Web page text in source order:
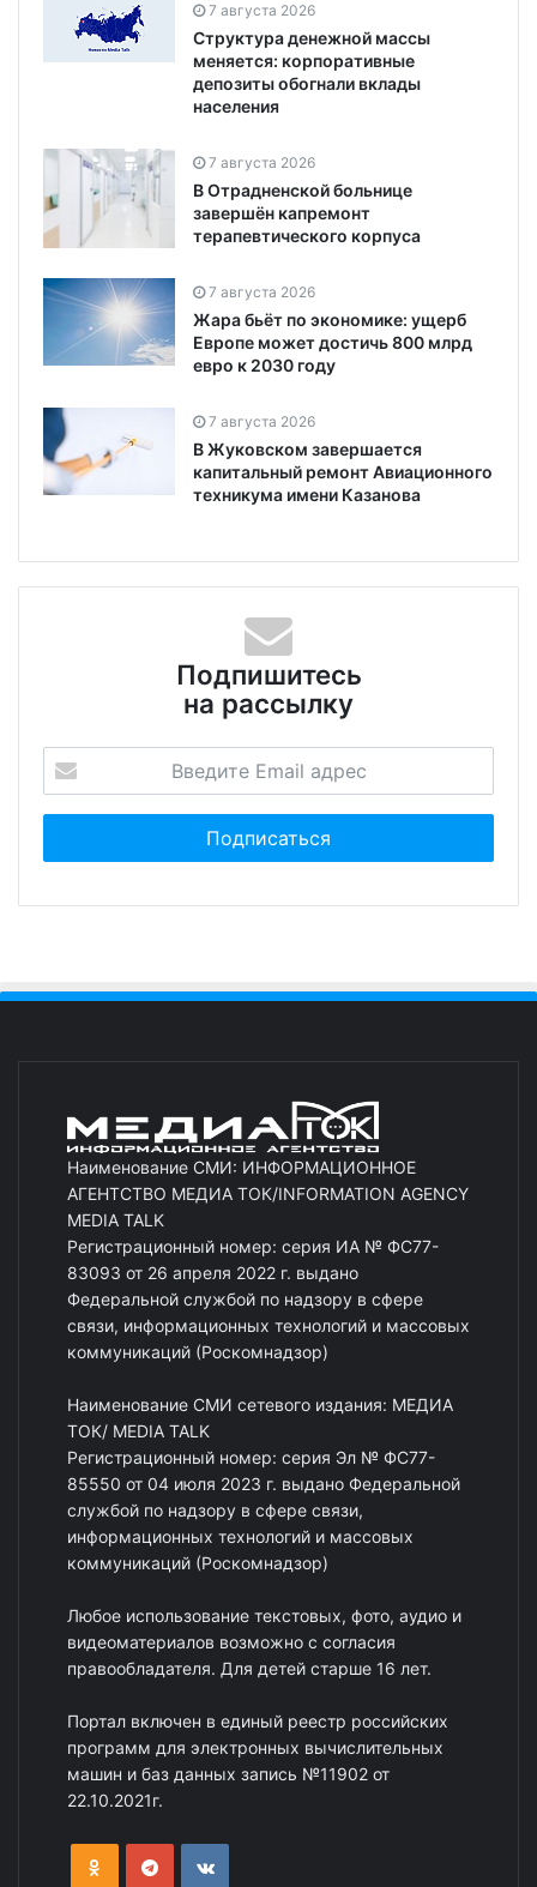
7 августа 2026
Структура денежной массы
меняется: корпоративные
депозиты обогнали вклады
населения
7 августа 2026
В Отрадненской больнице
завершён капремонт
терапевтического корпуса
7 августа 2026
Жара бьёт по экономике: ущерб
Европе может достичь 800 млрд
евро к 2030 году
7 августа 2026
В Жуковском завершается
капитальный ремонт Авиационного
техникума имени Казанова
Подпишитесь
на рассылку
Наименование СМИ: ИНФОРМАЦИОННОЕ
АГЕНТСТВО МЕДИА ТОК/INFORMATION AGENCY
MEDIA TALK
Регистрационный номер: серия ИА № ФС77-
83093 от 26 апреля 2022 г. выдано
Федеральной службой по надзору в сфере
связи, информационных технологий и массовых
коммуникаций (Роскомнадзор)
Наименование СМИ сетевого издания: МЕДИА
ТОК/ MEDIA TALK
Регистрационный номер: серия Эл № ФС77-
85550 от 04 июля 2023 г. выдано Федеральной
службой по надзору в сфере связи,
информационных технологий и массовых
коммуникаций (Роскомнадзор)
Любое использование текстовых, фото, аудио и
видеоматериалов возможно с согласия
правообладателя. Для детей старше 16 лет.
Портал включен в единый реестр российских
программ для электронных вычислительных
машин и баз данных запись №11902 от
22.10.2021г.